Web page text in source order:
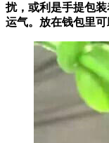
扰，或利是手提包
运气。放在钱包里可